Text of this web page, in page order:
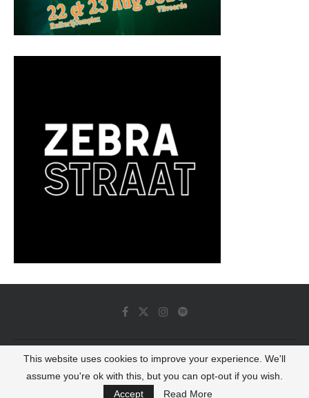
© 2022 - Luminous Dash All Rights Reserved
BACK TO TOP
This website uses cookies to improve your experience. We'll
assume you're ok with this, but you can opt-out if you wish.
Accept
Read More